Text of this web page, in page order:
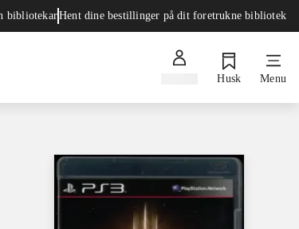
bibliotekarHent dine bestillinger på dit foretrukne bibliotek
Husk Menu